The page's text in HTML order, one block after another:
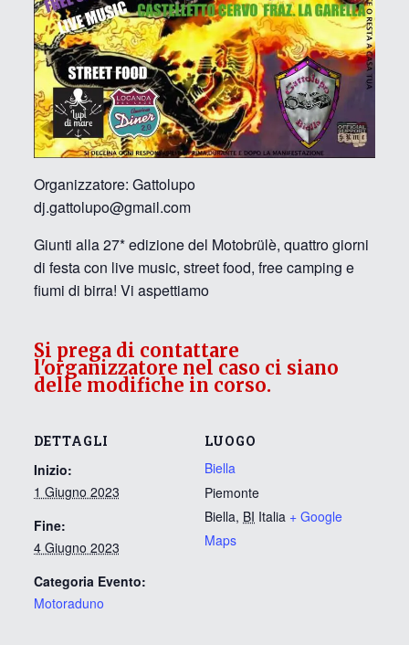
Organizzatore: Gattolupo
dj.gattolupo@gmail.com
Giunti alla 27* edizione del Motobrülè, quattro giorni
di festa con live music, street food, free camping e
fiumi di birra! Vi aspettiamo
DETTAGLI
Inizio:
1 Giugno 2023
Fine:
4 Giugno 2023
Categoria Evento:
Motoraduno
LUOGO
Biella
Piemonte
Biella, BI Italia + Google
Maps
Si prega di contattare
l'organizzatore nel caso ci siano
delle modifiche in corso.